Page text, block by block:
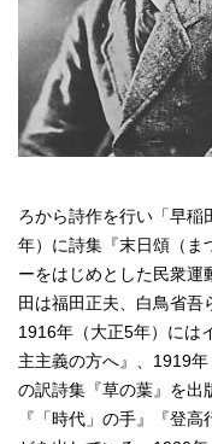
ろから詩作を行い「早稲
年）に詩集『末日頌（ま
ーをはじめとした民衆運
田は福田正夫、白鳥省吾
1916年（大正5年）には
主主義の方へ』、1919
の訳詩集『草の葉』を出
『「時代」の手』『登